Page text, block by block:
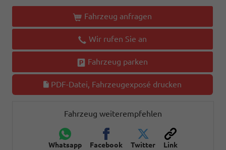
Fahrzeug anfragen
Wir rufen Sie an
Fahrzeug parken
PDF-Datei, Fahrzeugexposé drucken
Fahrzeug weiterempfehlen
Whatsapp Facebook Twitter Link